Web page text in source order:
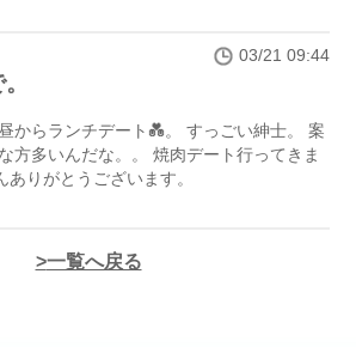
03/21 09:44
からランチデート💑。 すっごい紳士。 案
方多いんだな。。 焼肉デート行ってきま
りがとうございます。
一覧へ戻る